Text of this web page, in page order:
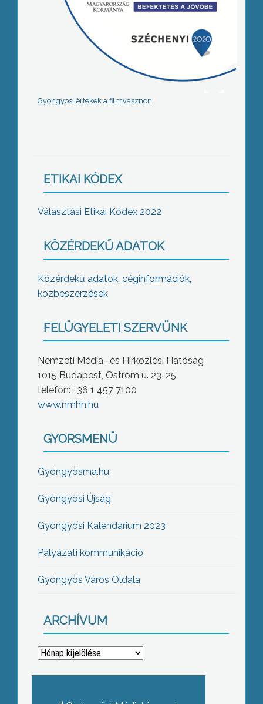
Gyöngyösi értékek a filmvásznon
ETIKAI KÓDEX
Választási Etikai Kódex 2022
KÖZÉRDEKŰ ADATOK
Közérdekű adatok, céginformációk,
közbeszerzések
FELÜGYELETI SZERVÜNK
Nemzeti Média- és Hírközlési Hatóság
1015 Budapest, Ostrom u. 23-25
telefon: +36 1 457 7100
www.nmhh.hu
GYORSMENÜ
Gyöngyösma.hu
Gyöngyösi Újság
Gyöngyösi Kalendárium 2023
Pályázati kommunikáció
Gyöngyös Város Oldala
ARCHÍVUM
Archívum